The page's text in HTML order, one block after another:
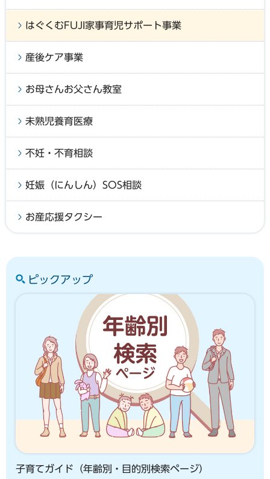
はぐくむFUJI家事育児サポート事業
産後ケア事業
お母さんお父さん教室
未熟児養育医療
不妊・不育相談
妊娠（にんしん）SOS相談
お産応援タクシー
ピックアップ
子育てガイド（年齢別・目的別検索ページ）